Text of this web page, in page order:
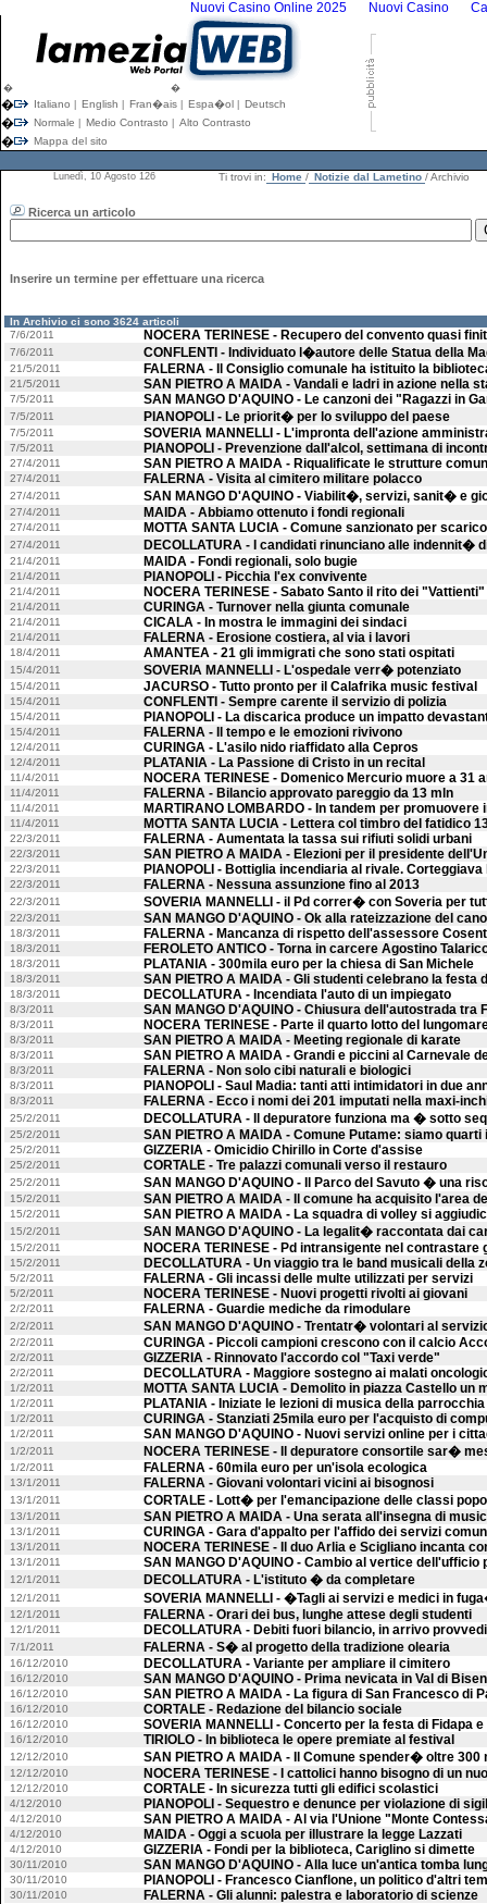
Nuovi Casino Online 2025 Nuovi Casino
� �
� Italiano English Fran�ais Espa�ol Deutsch
� Normale Medio Contrasto Alto Contrasto
� Mappa del sito
Lunedì, 10 Agosto 126 Ti trovi in: Home / Notizie dal Lametino / Archivio
Ricerca un articolo
Inserire un termine per effettuare una ricerca
In Archivio ci sono 3624 articoli
7/6/2011
NOCERA TERINESE - Recupero del convento quasi
7/6/2011 CONFLENTI - Individuato l�autore delle Statua della
21/5/2011 FALERNA - Il Consiglio comunale ha istituito la
21/5/2011 SAN PIETRO A MAIDA - Vandali e ladri in azione nella
7/5/2011 SAN MANGO D'AQUINO - Le canzoni dei "Ragazzi in
7/5/2011 PIANOPOLI - Le priorit� per lo sviluppo del paese
7/5/2011 SOVERIA MANNELLI - L'impronta dell'azione
7/5/2011 PIANOPOLI - Prevenzione dall'alcol, settimana di
27/4/2011 SAN PIETRO A MAIDA - Riqualificate le strutture
27/4/2011 FALERNA - Visita al cimitero militare polacco
27/4/2011 SAN MANGO D'AQUINO - Viabilit�, servizi, sanit� e
27/4/2011 MAIDA - Abbiamo ottenuto i fondi regionali
27/4/2011 MOTTA SANTA LUCIA - Comune sanzionato per
27/4/2011 DECOLLATURA - I candidati rinunciano alle indennit�
21/4/2011 MAIDA - Fondi regionali, solo bugie
21/4/2011 PIANOPOLI - Picchia l'ex convivente
21/4/2011 NOCERA TERINESE - Sabato Santo il rito dei "Vattienti"
21/4/2011 CURINGA - Turnover nella giunta comunale
21/4/2011 CICALA - In mostra le immagini dei sindaci
21/4/2011 FALERNA - Erosione costiera, al via i lavori
18/4/2011 AMANTEA - 21 gli immigrati che sono stati ospitati
15/4/2011 SOVERIA MANNELLI - L'ospedale verr� potenziato
15/4/2011 JACURSO - Tutto pronto per il Calafrika music festival
15/4/2011 CONFLENTI - Sempre carente il servizio di polizia
15/4/2011 PIANOPOLI - La discarica produce un impatto
15/4/2011 FALERNA - Il tempo e le emozioni rivivono
12/4/2011 CURINGA - L'asilo nido riaffidato alla Cepros
12/4/2011 PLATANIA - La Passione di Cristo in un recital
11/4/2011 NOCERA TERINESE - Domenico Mercurio muore a 31
11/4/2011 FALERNA - Bilancio approvato pareggio da 13 mln
11/4/2011 MARTIRANO LOMBARDO - In tandem per
11/4/2011 MOTTA SANTA LUCIA - Lettera col timbro del fatidico
22/3/2011 FALERNA - Aumentata la tassa sui rifiuti solidi urbani
22/3/2011 SAN PIETRO A MAIDA - Elezioni per il presidente
22/3/2011 PIANOPOLI - Bottiglia incendiaria al rivale. Corteggiava
22/3/2011 FALERNA - Nessuna assunzione fino al 2013
22/3/2011 SOVERIA MANNELLI - il Pd correr� con Soveria per
22/3/2011 SAN MANGO D'AQUINO - Ok alla rateizzazione del
18/3/2011 FALERNA - Mancanza di rispetto dell'assessore
18/3/2011 FEROLETO ANTICO - Torna in carcere Agostino
18/3/2011 PLATANIA - 300mila euro per la chiesa di San Michele
18/3/2011 SAN PIETRO A MAIDA - Gli studenti celebrano la festa
18/3/2011 DECOLLATURA - Incendiata l'auto di un impiegato
8/3/2011 SAN MANGO D'AQUINO - Chiusura dell'autostrada tra
8/3/2011 NOCERA TERINESE - Parte il quarto lotto del
8/3/2011 SAN PIETRO A MAIDA - Meeting regionale di karate
8/3/2011 SAN PIETRO A MAIDA - Grandi e piccini al Carnevale
8/3/2011 FALERNA - Non solo cibi naturali e biologici
8/3/2011 PIANOPOLI - Saul Madia: tanti atti intimidatori in due
8/3/2011 FALERNA - Ecco i nomi dei 201 imputati nella maxi-
25/2/2011 DECOLLATURA - Il depuratore funziona ma � sotto
25/2/2011 SAN PIETRO A MAIDA - Comune Putame: siamo
25/2/2011 GIZZERIA - Omicidio Chirillo in Corte d'assise
25/2/2011 CORTALE - Tre palazzi comunali verso il restauro
25/2/2011 SAN MANGO D'AQUINO - Il Parco del Savuto � una
15/2/2011 SAN PIETRO A MAIDA - Il comune ha acquisito l'area
15/2/2011 SAN PIETRO A MAIDA - La squadra di volley si
15/2/2011 SAN MANGO D'AQUINO - La legalit� raccontata dai
15/2/2011 NOCERA TERINESE - Pd intransigente nel contrastare
15/2/2011 DECOLLATURA - Un viaggio tra le band musicali della
5/2/2011 FALERNA - Gli incassi delle multe utilizzati per servizi
5/2/2011 NOCERA TERINESE - Nuovi progetti rivolti ai giovani
2/2/2011 FALERNA - Guardie mediche da rimodulare
2/2/2011 SAN MANGO D'AQUINO - Trentatr� volontari al
2/2/2011 CURINGA - Piccoli campioni crescono con il calcio
2/2/2011 GIZZERIA - Rinnovato l'accordo col "Taxi verde"
2/2/2011 DECOLLATURA - Maggiore sostegno ai malati
1/2/2011 MOTTA SANTA LUCIA - Demolito in piazza Castello un
1/2/2011 PLATANIA - Iniziate le lezioni di musica della parrocchia
1/2/2011 CURINGA - Stanziati 25mila euro per l'acquisto di
1/2/2011 SAN MANGO D'AQUINO - Nuovi servizi online per i
1/2/2011 NOCERA TERINESE - Il depuratore consortile sar�
1/2/2011 FALERNA - 60mila euro per un'isola ecologica
13/1/2011 FALERNA - Giovani volontari vicini ai bisognosi
13/1/2011 CORTALE - Lott� per l'emancipazione delle classi
13/1/2011 SAN PIETRO A MAIDA - Una serata all'insegna di
13/1/2011 CURINGA - Gara d'appalto per l'affido dei servizi
13/1/2011 NOCERA TERINESE - Il duo Arlia e Scigliano incanta
13/1/2011 SAN MANGO D'AQUINO - Cambio al vertice dell'ufficio
12/1/2011 DECOLLATURA - L'istituto � da completare
12/1/2011 SOVERIA MANNELLI - �Tagli ai servizi e medici in
12/1/2011 FALERNA - Orari dei bus, lunghe attese degli studenti
12/1/2011 DECOLLATURA - Debiti fuori bilancio, in arrivo
7/1/2011 FALERNA - S� al progetto della tradizione olearia
16/12/2010 DECOLLATURA - Variante per ampliare il cimitero
16/12/2010 SAN MANGO D'AQUINO - Prima nevicata in Val di
16/12/2010 SAN PIETRO A MAIDA - La figura di San Francesco di
16/12/2010 CORTALE - Redazione del bilancio sociale
16/12/2010 SOVERIA MANNELLI - Concerto per la festa di Fidapa
16/12/2010 TIRIOLO - In biblioteca le opere premiate al festival
12/12/2010 SAN PIETRO A MAIDA - Il Comune spender� oltre 300
12/12/2010 NOCERA TERINESE - I cattolici hanno bisogno di un
12/12/2010 CORTALE - In sicurezza tutti gli edifici scolastici
4/12/2010 PIANOPOLI - Sequestro e denunce per violazione di
4/12/2010 SAN PIETRO A MAIDA - Al via l'Unione "Monte
4/12/2010 MAIDA - Oggi a scuola per illustrare la legge Lazzati
4/12/2010 GIZZERIA - Fondi per la biblioteca, Cariglino si dimette
30/11/2010 SAN MANGO D'AQUINO - Alla luce un'antica tomba
30/11/2010 PIANOPOLI - Francesco Cianflone, un politico d'altri
30/11/2010
FALERNA - Gli alunni: palestra e laboratorio di scienze